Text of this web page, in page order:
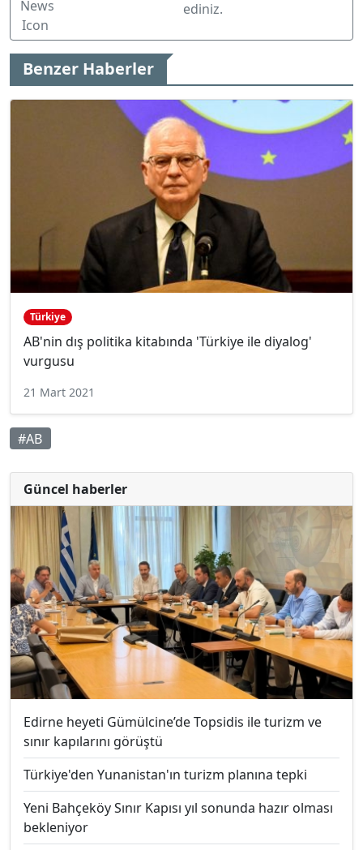
ediniz.
Benzer Haberler
Türkiye
AB'nin dış politika kitabında 'Türkiye ile diyalog'
vurgusu
21 Mart 2021
#AB
Güncel haberler
Edirne heyeti Gümülcine’de Topsidis ile turizm ve
sınır kapılarını görüştü
Türkiye'den Yunanistan'ın turizm planına tepki
Yeni Bahçeköy Sınır Kapısı yıl sonunda hazır olması
bekleniyor